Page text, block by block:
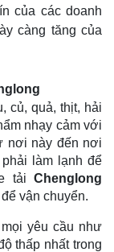
của các doanh
càng tăng của
củ, quả, thịt, hải
nhạy cảm với
nơi này đến nơi
làm lạnh để
tải Chenglong
vận chuyển.
yêu cầu như
thấp nhất trong